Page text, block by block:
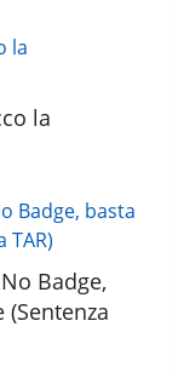
la
Badge,